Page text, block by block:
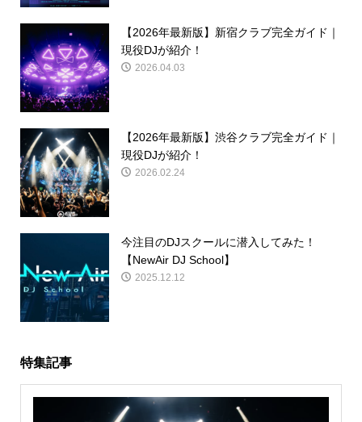
【2026年最新版】新宿クラブ完全ガイド｜
現役DJが紹介！
2026.04.03
【2026年最新版】渋谷クラブ完全ガイド｜
現役DJが紹介！
2026.02.24
今注目のDJスクールに潜入してみた！
【NewAir DJ School】
2025.12.12
特集記事